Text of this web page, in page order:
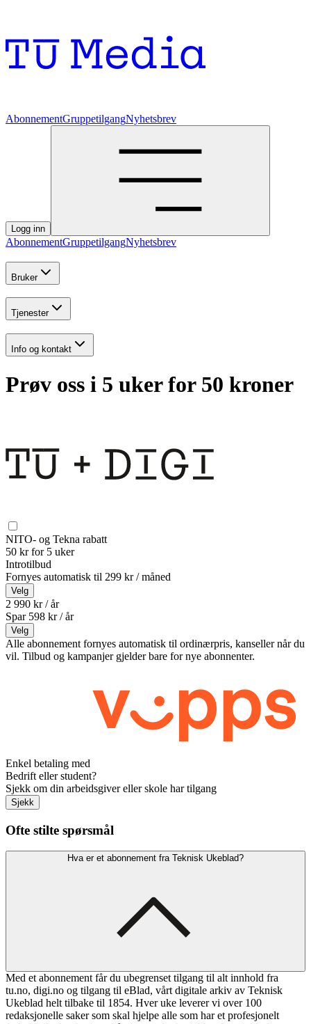
AbonnementGruppetilgangNyhetsbrev
Logg inn
AbonnementGruppetilgangNyhetsbrev
Bruker
Tjenester
Info og kontakt
Prøv oss i 5 uker for 50 kroner
NITO- og Tekna rabatt
50 kr for 5 uker
Introtilbud
Fornyes automatisk til 299 kr / måned
Velg
2 990 kr / år
Spar 598 kr /år
Velg
Alle abonnement fornyes automatisk til ordinærpris, kanseller når du
vil. Tilbud og kampanjer gjelder bare for nye abonnenter.
Enkel betaling med
Bedrift eller student?
Sjekk om din arbeidsgiver eller skole har tilgang
Sjekk
Ofte stilte spørsmål
Hva er et abonnement fra Teknisk Ukeblad?
Med et abonnement får du ubegrenset tilgang til alt innhold fra
tu.no, digi.no og tilgang til eBlad, vårt digitale arkiv av Teknisk
Ukeblad helt tilbake til 1854. Hver uke leverer vi over 100
redaksjonelle saker som skal hjelpe alle som har et profesjonelt